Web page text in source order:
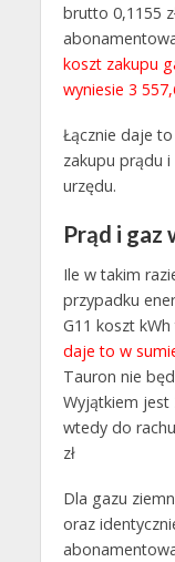
brutto 0,1155
koszt zakupu
wyniesie 3
Łącznie daje
zakupu prądu
urzędu.
Prąd i gaz
Ile w takim
przypadku
G11 koszt kWh
daje to w
Tauron nie
Wyjątkiem jest
wtedy do
zł
Dla gazu
oraz